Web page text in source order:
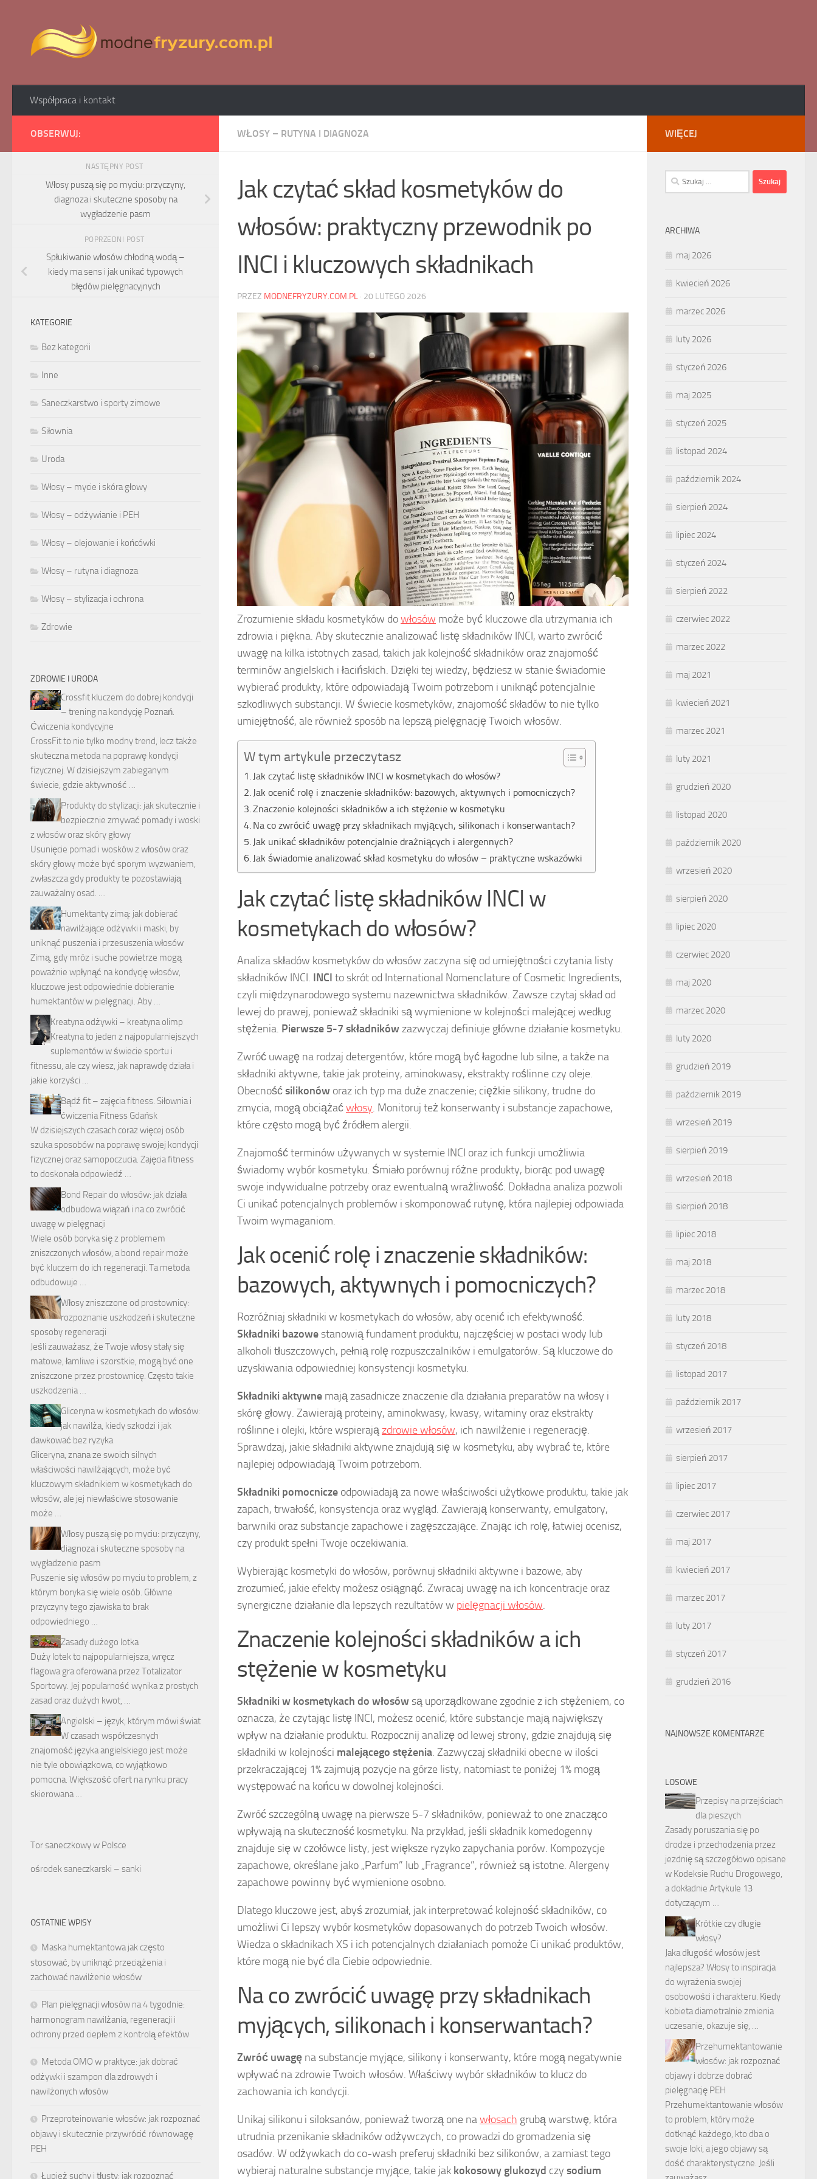
Współpraca i kontakt
WŁOSY – RUTYNA I DIAGNOZA
Jak czytać skład kosmetyków do
włosów: praktyczny przewodnik po
INCI i kluczowych składnikach
PRZEZ MODNEFRYZURY.COM.PL · 20 LUTEGO 2026
Zrozumienie składu kosmetyków dowłosów może być kluczowe dla utrzymania ich
zdrowia i piękna. Aby skutecznie analizować listę składników INCI, warto zwrócić
uwagę na kilka istotnych zasad, takich jak kolejność składników oraz znajomość
terminów angielskich i łacińskich. Dzięki tej wiedzy, będziesz w stanie świadomie
wybierać produkty, które odpowiadają Twoim potrzebom i uniknąć potencjalnie
szkodliwych substancji. W świecie kosmetyków, znajomość składów to nie tylko
umiejętność, ale również sposób na lepszą pielęgnację Twoich włosów.
W tym artykule przeczytasz
Jak czytać listę składników INCI w kosmetykach do włosów?
Jak ocenić rolę i znaczenie składników: bazowych, aktywnych i pomocniczych?
Znaczenie kolejności składników a ich stężenie w kosmetyku
Na co zwrócić uwagę przy składnikach myjących, silikonach i konserwantach?
Jak unikać składników potencjalnie drażniących i alergennych?
Jak świadomie analizować skład kosmetyku do włosów – praktyczne wskazówki
Jak czytać listę składników INCI w
kosmetykach do włosów?
Analiza składów kosmetyków do włosów zaczyna się od umiejętności czytania listy
składników INCI. INCI to skrót od International Nomenclature of Cosmetic Ingredients,
czyli międzynarodowego systemu nazewnictwa składników. Zawsze czytaj skład od
lewej do prawej, ponieważ składniki są wymienione w kolejności malejącej według
stężenia. Pierwsze 5-7 składnikówzazwyczaj definiuje główne działanie kosmetyku.
Zwróć uwagę na rodzaj detergentów, które mogą być łagodne lub silne, a także na
składniki aktywne, takie jak proteiny, aminokwasy, ekstrakty roślinne czy oleje.
Obecnośćsilikonów oraz ich typ ma duże znaczenie; ciężkie silikony, trudne do
zmycia, mogą obciążaćwłosy. Monitoruj też konserwanty i substancje zapachowe,
które często mogą być źródłem alergii.
Znajomość terminów używanych w systemie INCI oraz ich funkcji umożliwia
świadomy wybór kosmetyku. Śmiało porównuj różne produkty, biorąc pod uwagę
swoje indywidualne potrzeby oraz ewentualną wrażliwość. Dokładna analiza pozwoli
Ci unikać potencjalnych problemów i skomponować rutynę, która najlepiej odpowiada
Twoim wymaganiom.
Jak ocenić rolę i znaczenie składników:
bazowych, aktywnych i pomocniczych?
Rozróżniaj składniki w kosmetykach do włosów, aby ocenić ich efektywność.
Składniki bazowe stanowią fundament produktu, najczęściej w postaci wody lub
alkoholi tłuszczowych, pełnią rolę rozpuszczalników i emulgatorów. Są kluczowe do
uzyskiwania odpowiedniej konsystencji kosmetyku.
Składniki aktywne mają zasadnicze znaczenie dla działania preparatów na włosy i
skórę głowy. Zawierają proteiny, aminokwasy, kwasy, witaminy oraz ekstrakty
roślinne i olejki, które wspierajązdrowie włosów, ich nawilżenie i regenerację.
Sprawdzaj, jakie składniki aktywne znajdują się w kosmetyku, aby wybrać te, które
najlepiej odpowiadają Twoim potrzebom.
Składniki pomocnicze odpowiadają za nowe właściwości użytkowe produktu, takie jak
zapach, trwałość, konsystencja oraz wygląd. Zawierają konserwanty, emulgatory,
barwniki oraz substancje zapachowe i zagęszczające. Znając ich rolę, łatwiej ocenisz,
czy produkt spełni Twoje oczekiwania.
Wybierając kosmetyki do włosów, porównuj składniki aktywne i bazowe, aby
zrozumieć, jakie efekty możesz osiągnąć. Zwracaj uwagę na ich koncentracje oraz
synergiczne działanie dla lepszych rezultatów w pielęgnacji włosów.
Znaczenie kolejności składników a ich
stężenie w kosmetyku
Składniki w kosmetykach do włosów są uporządkowane zgodnie z ich stężeniem, co
oznacza, że czytając listę INCI, możesz ocenić, które substancje mają największy
wpływ na działanie produktu. Rozpocznij analizę od lewej strony, gdzie znajdują się
składniki w kolejności malejącego stężenia. Zazwyczaj składniki obecne w ilości
przekraczającej 1% zajmują pozycje na górze listy, natomiast te poniżej 1% mogą
występować na końcu w dowolnej kolejności.
Zwróć szczególną uwagę na pierwsze 5-7 składników, ponieważ to one znacząco
wpływają na skuteczność kosmetyku. Na przykład, jeśli składnik komedogenny
znajduje się w czołówce listy, jest większe ryzyko zapychania porów. Kompozycje
zapachowe, określane jako „Parfum” lub „Fragrance”, również są istotne. Alergeny
zapachowe powinny być wymienione osobno.
Dlatego kluczowe jest, abyś zrozumiał, jak interpretować kolejność składników, co
umożliwi Ci lepszy wybór kosmetyków dopasowanych do potrzeb Twoich włosów.
Wiedza o składnikach XS i ich potencjalnych działaniach pomoże Ci unikać produktów,
które mogą nie być dla Ciebie odpowiednie.
Na co zwrócić uwagę przy składnikach
myjących, silikonach i konserwantach?
Zwróć uwagę na substancje myjące, silikony i konserwanty, które mogą negatywnie
wpływać na zdrowie Twoich włosów. Właściwy wybór składników to klucz do
zachowania ich kondycji.
Unikaj silikonu i siloksanów, ponieważ tworzą one nawłosach grubą warstwę, która
utrudnia przenikanie składników odżywczych, co prowadzi do gromadzenia się
osadów. W odżywkach do co-wash preferuj składniki bez silikonów, a zamiast tego
wybieraj naturalne substancje myjące, takie jak kokosowy glukozyd czy sodium
OBSERWUJ:
NASTĘPNY POST
Włosy puszą się po myciu: przyczyny,
diagnoza i skuteczne sposoby na
wygładzenie pasm
POPRZEDNI POST
Spłukiwanie włosów chłodną wodą –
kiedy ma sens i jak unikać typowych
błędów pielęgnacyjnych
KATEGORIE
Bez kategorii
Inne
Saneczkarstwo i sporty zimowe
Siłownia
Uroda
Włosy – mycie i skóra głowy
Włosy – odżywianie i PEH
Włosy – olejowanie i końcówki
Włosy – rutyna i diagnoza
Włosy – stylizacja i ochrona
Zdrowie
ZDROWIE I URODA
Crossfit kluczem do dobrej kondycji
– trening na kondycję Poznań.
Ćwiczenia kondycyjne
CrossFit to nie tylko modny trend, lecz także
skuteczna metoda na poprawę kondycji
fizycznej. W dzisiejszym zabieganym
świecie, gdzie aktywność …
Produkty do stylizacji: jak skutecznie i
bezpiecznie zmywać pomady i woski
z włosów oraz skóry głowy
Usunięcie pomad i wosków z włosów oraz
skóry głowy może być sporym wyzwaniem,
zwłaszcza gdy produkty te pozostawiają
zauważalny osad. …
Humektanty zimą: jak dobierać
nawilżające odżywki i maski, by
uniknąć puszenia i przesuszenia włosów
Zimą, gdy mróz i suche powietrze mogą
poważnie wpłynąć na kondycję włosów,
kluczowe jest odpowiednie dobieranie
humektantów w pielęgnacji. Aby …
Kreatyna odżywki – kreatyna olimp
Kreatyna to jeden z najpopularniejszych
suplementów w świecie sportu i
fitnessu, ale czy wiesz, jak naprawdę działa i
jakie korzyści …
Bądź fit – zajęcia fitness. Siłownia i
ćwiczenia Fitness Gdańsk
W dzisiejszych czasach coraz więcej osób
szuka sposobów na poprawę swojej kondycji
fizycznej oraz samopoczucia. Zajęcia fitness
to doskonała odpowiedź …
Bond Repair do włosów: jak działa
odbudowa wiązań i na co zwrócić
uwagę w pielęgnacji
Wiele osób boryka się z problemem
zniszczonych włosów, a bond repair może
być kluczem do ich regeneracji. Ta metoda
odbudowuje …
Włosy zniszczone od prostownicy:
rozpoznanie uszkodzeń i skuteczne
sposoby regeneracji
Jeśli zauważasz, że Twoje włosy stały się
matowe, łamliwe i szorstkie, mogą być one
zniszczone przez prostownicę. Często takie
uszkodzenia …
Gliceryna w kosmetykach do włosów:
jak nawilża, kiedy szkodzi i jak
dawkować bez ryzyka
Gliceryna, znana ze swoich silnych
właściwości nawilżających, może być
kluczowym składnikiem w kosmetykach do
włosów, ale jej niewłaściwe stosowanie
może …
Włosy puszą się po myciu: przyczyny,
diagnoza i skuteczne sposoby na
wygładzenie pasm
Puszenie się włosów po myciu to problem, z
którym boryka się wiele osób. Główne
przyczyny tego zjawiska to brak
odpowiedniego …
Zasady dużego lotka
Duży lotek to najpopularniejsza, wręcz
flagowa gra oferowana przez Totalizator
Sportowy. Jej popularność wynika z prostych
zasad oraz dużych kwot, …
Angielski – język, którym mówi świat
W czasach współczesnych
znajomość języka angielskiego jest może
nie tyle obowiązkowa, co wyjątkowo
pomocna. Większość ofert na rynku pracy
skierowana …
Tor saneczkowy w Polsce
ośrodek saneczkarski – sanki
OSTATNIE WPISY
Maska humektantowa jak często
stosować, by uniknąć przeciążenia i
zachować nawilżenie włosów
Plan pielęgnacji włosów na 4 tygodnie:
harmonogram nawilżania, regeneracji i
ochrony przed ciepłem z kontrolą efektów
Metoda OMO w praktyce: jak dobrać
odżywki i szampon dla zdrowych i
nawilżonych włosów
Przeproteinowanie włosów: jak rozpoznać
objawy i skutecznie przywrócić równowagę
PEH
Łupież suchy i tłusty: jak rozpoznać
WIĘCEJ
Szukaj:
ARCHIWA
maj 2026
kwiecień 2026
marzec 2026
luty 2026
styczeń 2026
maj 2025
styczeń 2025
listopad 2024
październik 2024
sierpień 2024
lipiec 2024
styczeń 2024
sierpień 2022
czerwiec 2022
marzec 2022
maj 2021
kwiecień 2021
marzec 2021
luty 2021
grudzień 2020
listopad 2020
październik 2020
wrzesień 2020
sierpień 2020
lipiec 2020
czerwiec 2020
maj 2020
marzec 2020
luty 2020
grudzień 2019
październik 2019
wrzesień 2019
sierpień 2019
wrzesień 2018
sierpień 2018
lipiec 2018
maj 2018
marzec 2018
luty 2018
styczeń 2018
listopad 2017
październik 2017
wrzesień 2017
sierpień 2017
lipiec 2017
czerwiec 2017
maj 2017
kwiecień 2017
marzec 2017
luty 2017
styczeń 2017
grudzień 2016
NAJNOWSZE KOMENTARZE
LOSOWE
Przepisy na przejściach
dla pieszych
Zasady poruszania się po
drodze i przechodzenia przez
jezdnię są szczegółowo opisane
w Kodeksie Ruchu Drogowego,
a dokładnie Artykule 13
dotyczącym …
Krótkie czy długie
włosy?
Jaka długość włosów jest
najlepsza? Włosy to inspiracja
do wyrażenia swojej
osobowości i charakteru. Kiedy
kobieta diametralnie zmienia
uczesanie, okazuje się, …
Przehumektantowanie
włosów: jak rozpoznać
objawy i dobrze dobrać
pielęgnację PEH
Przehumektantowanie włosów
to problem, który może
dotknąć każdego, kto dba o
swoje loki, a jego objawy są
dość charakterystyczne. Jeśli